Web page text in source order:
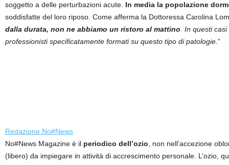
soggetto a delle perturbazioni acute. In media la popolazione
soddisfatte del loro riposo. Come afferma la Dottoressa Carolina
dalla durata, non ne abbiamo un ristoro al mattino . In questi
professionisti specificatamente formati su questo tipo di patologie .”
Redazione No#News
No#News Magazine è il periodico dell’ozio , non nell’accezione
(libero) da impiegare in attività di accrescimento personale. L’ozio,